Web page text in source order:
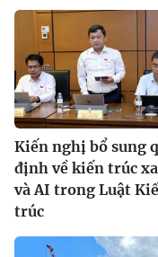
Kiến nghị bổ sung
định về kiến trúc
và AI trong Luật
trúc